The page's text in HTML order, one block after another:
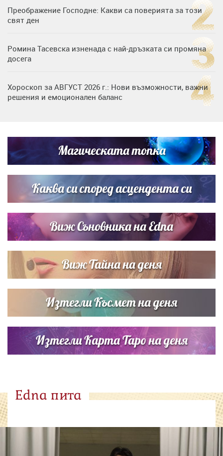
Преображение Господне: Какви са поверията за този
свят ден
Ромина Тасевска изненада с най-дръзката си промяна
досега
Хороскоп за АВГУСТ 2026 г.: Нови възможности, важни
решения и емоционален баланс
си деца на семейна морска приказка
Звездна ваканция в Майорка: Дженифър Анистън,
Кортни Кокс и Джим Къртис заедно на яхта
Магическата топка
Каква си според асцендента си
Виж Съновника на Edna
Виж Тайна на деня
Изтегли Късмет на деня
Изтегли Карта Таро на деня
Edna пита